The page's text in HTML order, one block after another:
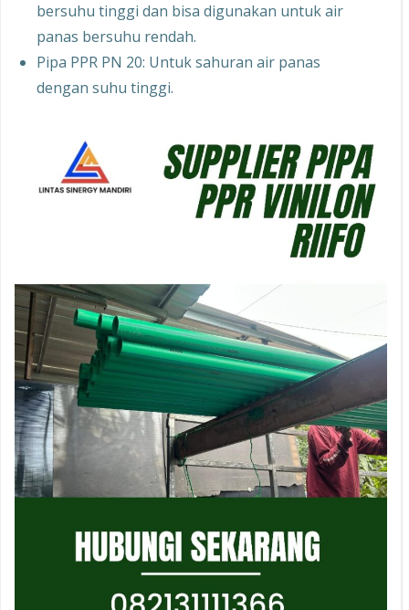
bersuhu tinggi dan bisa digunakan untuk air
panas bersuhu rendah.
Pipa PPR PN 20: Untuk sahuran air panas
dengan suhu tinggi.